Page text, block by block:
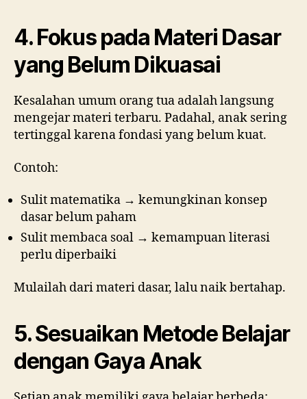
4. Fokus pada Materi Dasar
yang Belum Dikuasai
Kesalahan umum orang tua adalah langsung
mengejar materi terbaru. Padahal, anak sering
tertinggal karena fondasi yang belum kuat.
Contoh:
Sulit matematika → kemungkinan konsep
dasar belum paham
Sulit membaca soal → kemampuan literasi
perlu diperbaiki
Mulailah dari materi dasar, lalu naik bertahap.
5. Sesuaikan Metode Belajar
dengan Gaya Anak